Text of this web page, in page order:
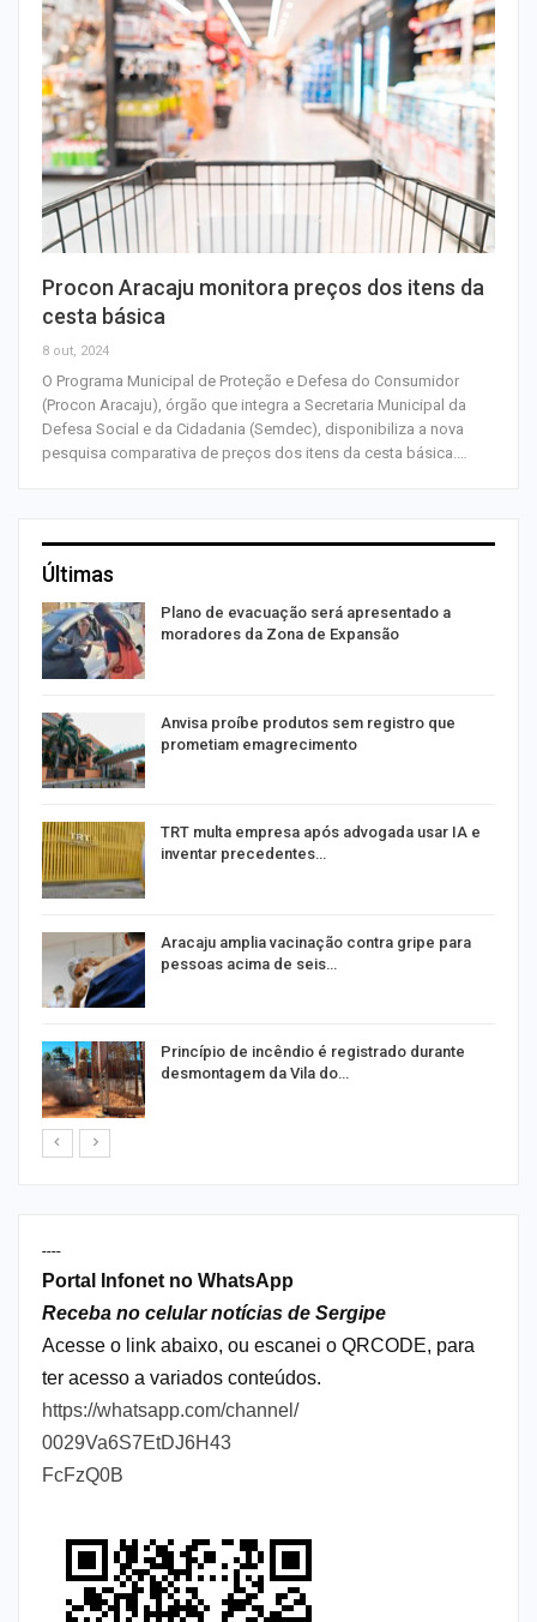
Procon Aracaju monitora preços dos itens da
cesta básica
8 out, 2024
O Programa Municipal de Proteção e Defesa do Consumidor
(Procon Aracaju), órgão que integra a Secretaria Municipal da
Defesa Social e da Cidadania (Semdec), disponibiliza a nova
pesquisa comparativa de preços dos itens da cesta básica.…
Últimas
Plano de evacuação será apresentado a
moradores da Zona de Expansão
Anvisa proíbe produtos sem registro que
prometiam emagrecimento
TRT multa empresa após advogada usar IA e
inventar precedentes…
Aracaju amplia vacinação contra gripe para
pessoas acima de seis…
Princípio de incêndio é registrado durante
desmontagem da Vila do…
----
Portal Infonet no WhatsApp
Receba no celular notícias de Sergipe
Acesse o link abaixo, ou escanei o QRCODE, para
ter acesso a variados conteúdos.
https://whatsapp.com/channel/
0029Va6S7EtDJ6H43
FcFzQ0B